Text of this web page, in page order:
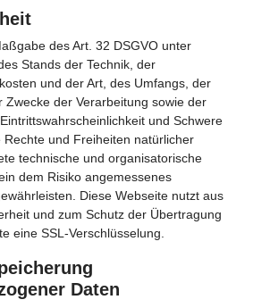
des Art. 32 DSGVO unter
Stands der Technik, der
und der Art, des Umfangs, der
Zwecke der Verarbeitung sowie der
und Schwere
Rechte und Freiheiten natürlicher
technische und organisatorische
dem Risiko angemessenes
Diese Webseite nutzt aus
und zum Schutz der Übertragung
eine SSL-Verschlüsselung.
Daten